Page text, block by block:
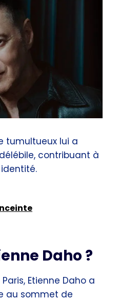
tumultueux lui a
contribuant à
Daho ?
Etienne Daho a
au sommet de